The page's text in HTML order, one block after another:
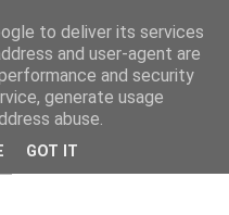
del
to deliver its services
and user-agent are
and security
generate usage
abuse.
GOT IT